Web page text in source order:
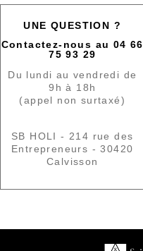
UNE QUESTION ?
Contactez-nous au 04 66
75 93 29
Du lundi au vendredi de
9h à 18h
(appel non surtaxé)
SB HOLI - 214 rue des
Entrepreneurs - 30420
Calvisson